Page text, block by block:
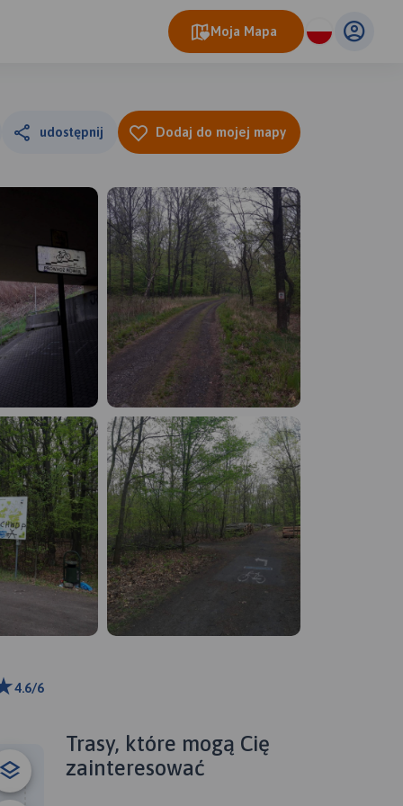
Moja Mapa
udostępnij Dodaj do mojej mapy
4.6/6
Trasy, które mogą Cię
zainteresować